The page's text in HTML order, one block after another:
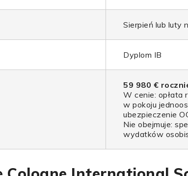
Sierpień lub luty
Dyplom IB
59 980 €
W cenie: opłata
w pokoju
ubezpieczenie
Nie obejmuje:
wydatków